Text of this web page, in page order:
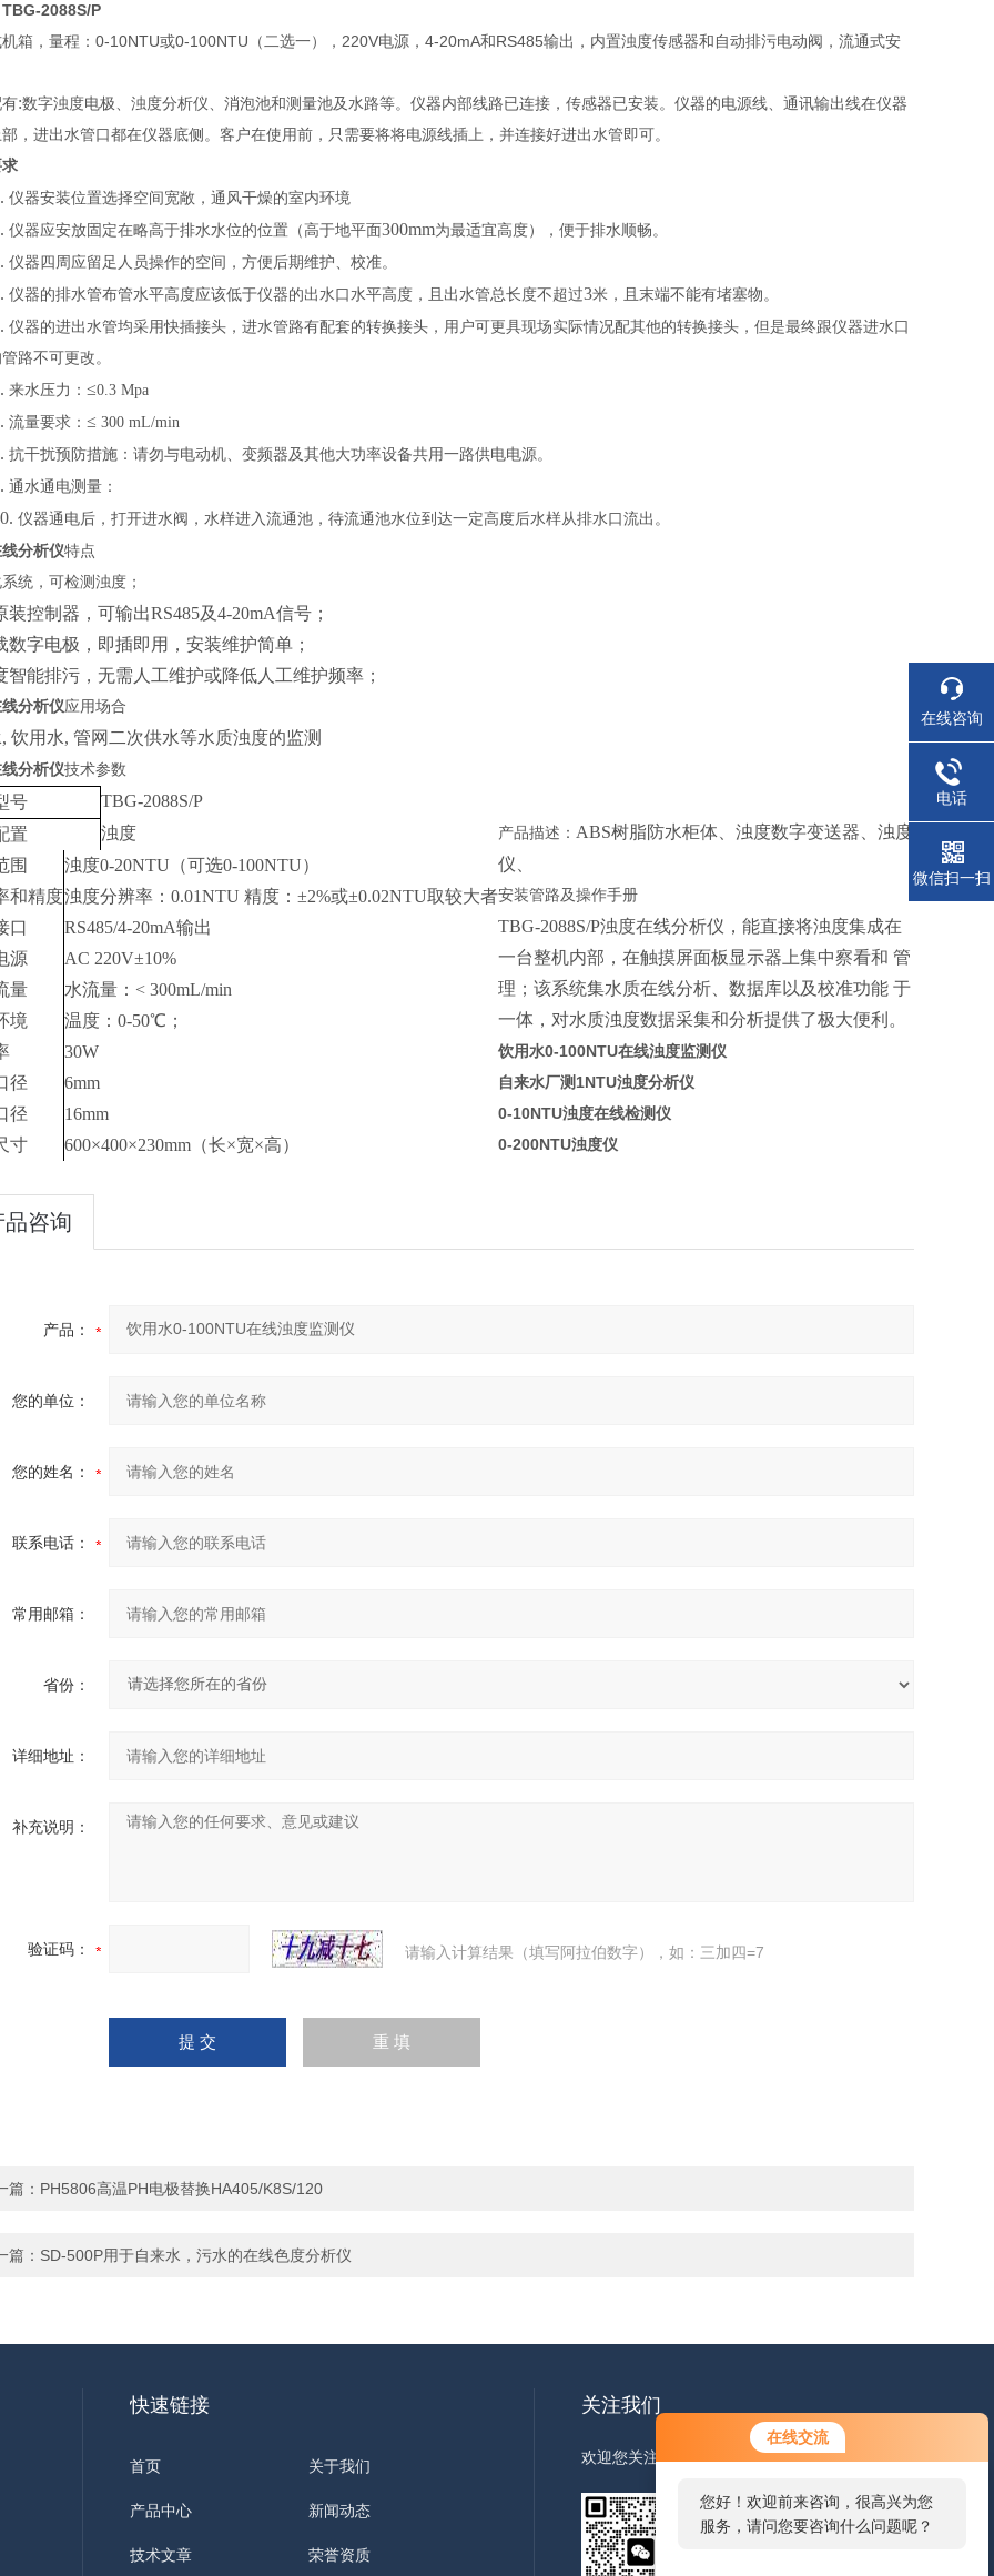
在线交流
您好！欢迎前来咨询，很高兴为您
服务，请问您要咨询什么问题呢？
2088S/P
箱，量程：0-10NTU或0-100NTU（二选一），220V电源，4-20mA和RS485输出，内置浊度传感器和自动排污电动阀，流通式安
:数字浊度电极、浊度分析仪、消泡池和测量池及水路等。仪器内部线路已连接，传感器已安装。仪器的电源线、通讯输出线在仪器
，进出水管口都在仪器底侧。客户在使用前，只需要将将电源线插上，并连接好进出水管即可。
仪器安装位置选择空间宽敞，通风干燥的室内环境
仪器应安放固定在略高于排水水位的位置（高于地平面300mm为最适宜高度），便于排水顺畅。
仪器四周应留足人员操作的空间，方便后期维护、校准。
仪器的排水管布管水平高度应该低于仪器的出水口水平高度，且出水管总长度不超过3米，且末端不能有堵塞物。
仪器的进出水管均采用快插接头，进水管路有配套的转换接头，用户可更具现场实际情况配其他的转换接头，但是最终跟仪器进水口
路不可更改。
来水压力： ≤0.3 Mpa
流量要求： ≤ 300 mL/min
抗干扰预防措施：请勿与电动机、变频器及其他大功率设备共用一路供电电源。
通水通电测量 ：
仪器通电后，打开进水阀，水样进入流通池，待流通池水位到达一定高度后水样从排水口流出。
分析仪特点
统，可检测浊度；
装控制器，可输出RS485及4-20mA信号；
数字电极，即插即用，安装维护简单；
智能排污，无需人工维护或降低人工维护频率；
分析仪应用场合
, 饮用水, 管网二次供水等水质浊度的监测
分析仪技术参数
号
TBG-2088S/P
置
浊度
围
浊度0-20NTU（可选0-100NTU）
和精度浊度分辨率：0.01NTU 精度：±2%或±0.02NTU取较大者
口
RS485/4-20mA输出
源
AC 220V±10%
量
水流量：< 300mL/min
境
温度：0-50℃；
30W
径
6mm
径
16mm
寸
600×400×230mm（长×宽×高）
产品描述： ABS树脂防水柜体、浊度数字变送器、浊度
仪、
安装管路及操作手册
TBG-2088S/P浊度在线分析仪，能直接将浊度集成在
一台整机内部，在触摸屏面板显示器上集中察看和 管
理；该系统集水质在线分析、数据库以及校准功能 于
一体，对水质浊度数据采集和分析提供了极大便利。
饮用水0-100NTU在线浊度监测仪
自来水厂测1NTU浊度分析仪
0-10NTU浊度在线检测仪
0-200NTU浊度仪
品咨询
产品：
您的单位：
您的姓名：
联系电话：
常用邮箱：
省份：
详细地址：
补充说明：
验证码： 请输入计算结果（填写阿拉伯数字），如：三加四=7
篇： PH5806高温PH电极替换HA405/K8S/120
篇： SD-500P用于自来水，污水的在线色度分析仪
快速链接
首页 关于我们
产品中心 新闻动态
技术文章 荣誉资质
关注我们
欢迎您关注我们的微信公众号了解更多信息
在线咨询
电话
微信扫一扫